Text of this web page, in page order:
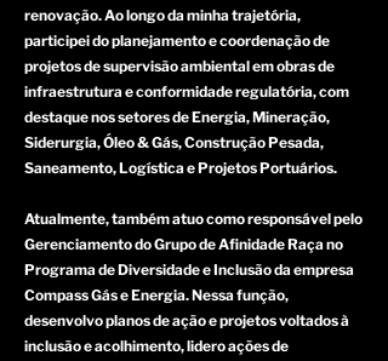
renovação. Ao longo da minha trajetória,
participei do planejamento e coordenação de
projetos de supervisão ambiental em obras de
infraestrutura e conformidade regulatória, com
destaque nos setores de Energia, Mineração,
Siderurgia, Óleo & Gás, Construção Pesada,
Saneamento, Logística e Projetos Portuários.
Atualmente, também atuo como responsável pelo
Gerenciamento do Grupo de Afinidade Raça no
Programa de Diversidade e Inclusão da empresa
Compass Gás e Energia. Nessa função,
desenvolvo planos de ação e projetos voltados à
inclusão e acolhimento, lidero ações de